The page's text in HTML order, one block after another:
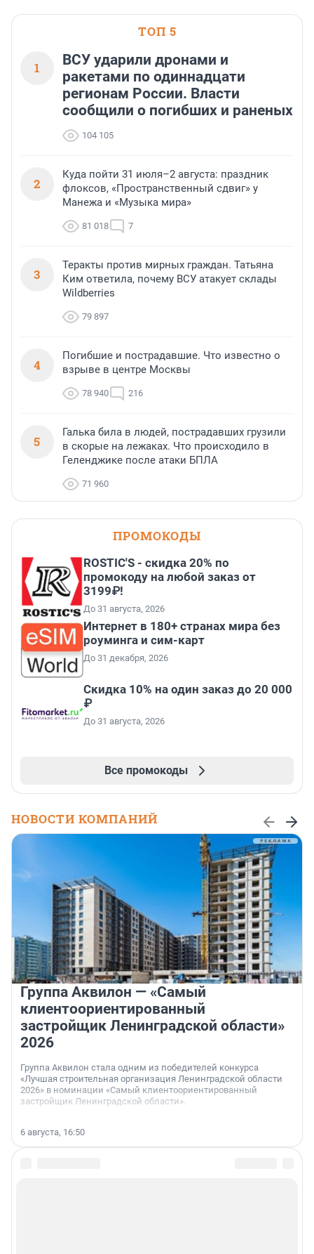
ТОП 5
1
ВСУ ударили дронами и
ракетами по одиннадцати
регионам России. Власти
сообщили о погибших и раненых
104 105
2
Куда пойти 31 июля–2 августа: праздник
флоксов, «Пространственный сдвиг» у
Манежа и «Музыка мира»
81 018 7
3
Теракты против мирных граждан. Татьяна
Ким ответила, почему ВСУ атакует склады
Wildberries
79 897
4
Погибшие и пострадавшие. Что известно о
взрыве в центре Москвы
78 940 216
5
Галька била в людей, пострадавших грузили
в скорые на лежаках. Что происходило в
Геленджике после атаки БПЛА
71 960
ПРОМОКОДЫ
ROSTIC'S - скидка 20% по
промокоду на любой заказ от
3199₽!
До 31 августа, 2026
Интернет в 180+ странах мира без
роуминга и сим-карт
До 31 декабря, 2026
Скидка 10% на один заказ до 20 000
₽
До 31 августа, 2026
Все промокоды
НОВОСТИ КОМПАНИЙ
Группа Аквилон — «Самый
клиентоориентированный
застройщик Ленинградской области»
2026
Группа Аквилон стала одним из победителей конкурса
«Лучшая строительная организация Ленинградской области
2026» в номинации «Самый клиентоориентированный
застройщик Ленинградской области».
6 августа, 16:50